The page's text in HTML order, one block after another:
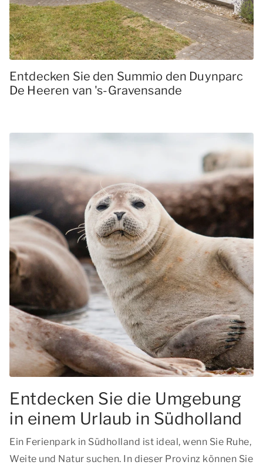
Entdecken Sie den Summio den Duynparc
De Heeren van 's-Gravensande
Entdecken Sie die Umgebung
in einem Urlaub in Südholland
Ein Ferienpark in Südholland ist ideal, wenn Sie Ruhe,
Weite und Natur suchen. In dieser Provinz können Sie